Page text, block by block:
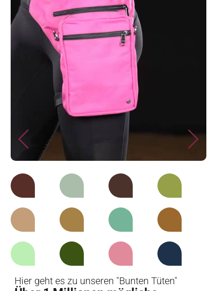
Hier geht es zu unseren "Bunten Tüten"